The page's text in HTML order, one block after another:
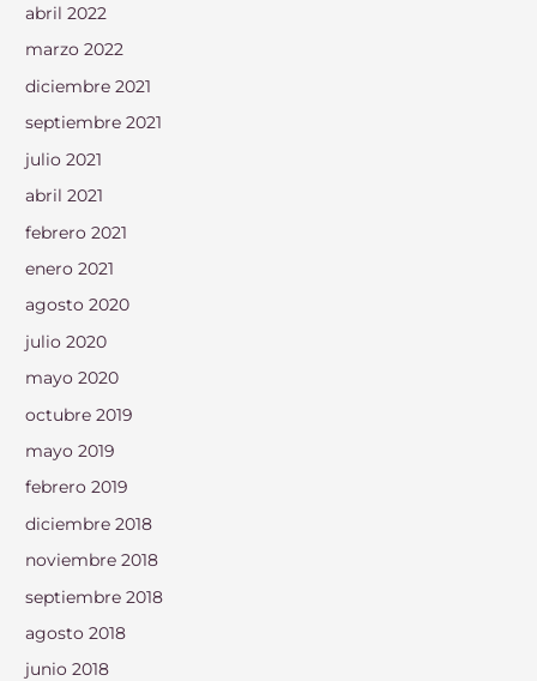
abril 2022
marzo 2022
diciembre 2021
septiembre 2021
julio 2021
abril 2021
febrero 2021
enero 2021
agosto 2020
julio 2020
mayo 2020
octubre 2019
mayo 2019
febrero 2019
diciembre 2018
noviembre 2018
septiembre 2018
agosto 2018
junio 2018